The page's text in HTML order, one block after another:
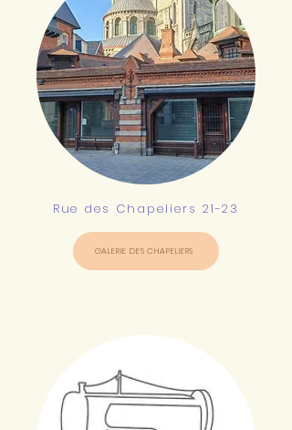
Rue des Chapeliers 21-23
GALERIE DES CHAPELIERS